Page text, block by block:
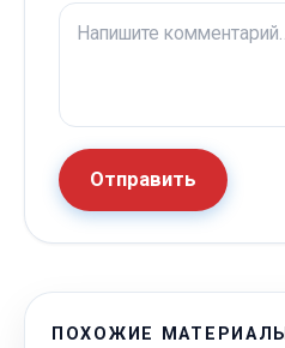
Отправить
ПОХОЖИЕ МАТЕРИАЛЫ